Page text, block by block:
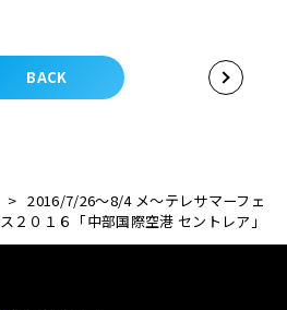
BACK
> 2016/7/26～8/4 メ～テレサマーフェ
ス２０１６「中部国際空港 セントレア」